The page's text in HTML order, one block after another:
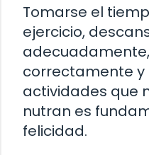
Tomarse el
ejercicio,
correctamente
actividades que
nutran es
felicidad.